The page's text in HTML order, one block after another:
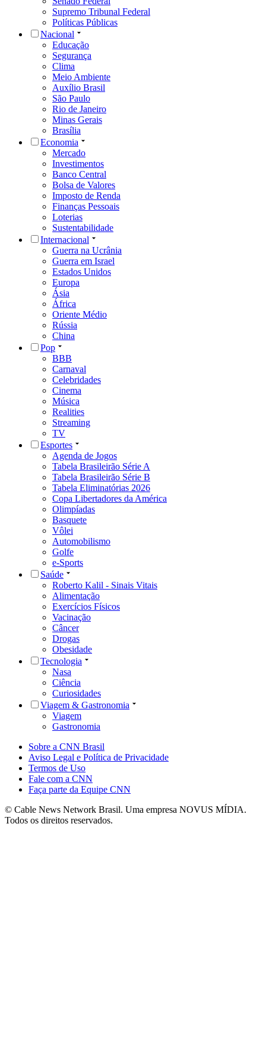
Supremo Tribunal Federal
Políticas Públicas
Nacional
Educação
Segurança
Clima
Meio Ambiente
Auxílio Brasil
São Paulo
Rio de Janeiro
Minas Gerais
Brasília
Economia
Mercado
Investimentos
Banco Central
Bolsa de Valores
Imposto de Renda
Finanças Pessoais
Loterias
Sustentabilidade
Internacional
Guerra na Ucrânia
Guerra em Israel
Estados Unidos
Europa
Ásia
África
Oriente Médio
Rússia
China
Pop
BBB
Carnaval
Celebridades
Cinema
Música
Realities
Streaming
TV
Esportes
Agenda de Jogos
Tabela Brasileirão Série A
Tabela Brasileirão Série B
Tabela Eliminatórias 2026
Copa Libertadores da América
Olimpíadas
Basquete
Vôlei
Automobilismo
Golfe
e-Sports
Saúde
Roberto Kalil - Sinais Vitais
Alimentação
Exercícios Físicos
Vacinação
Câncer
Drogas
Obesidade
Tecnologia
Nasa
Ciência
Curiosidades
Viagem & Gastronomia
Viagem
Gastronomia
Sobre a CNN Brasil
Aviso Legal e Política de Privacidade
Termos de Uso
Fale com a CNN
Faça parte da Equipe CNN
© Cable News Network Brasil. Uma empresa NOVUS MÍDIA.
Todos os direitos reservados.